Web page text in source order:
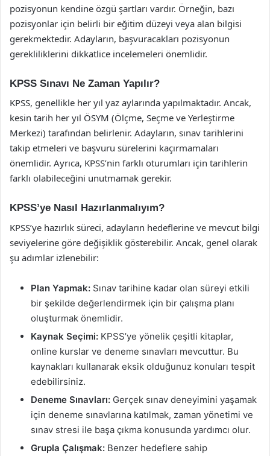
pozisyonun kendine özgü şartları vardır. Örneğin, bazı
pozisyonlar için belirli bir eğitim düzeyi veya alan bilgisi
gerekmektedir. Adayların, başvuracakları pozisyonun
gerekliliklerini dikkatlice incelemeleri önemlidir.
KPSS Sınavı Ne Zaman Yapılır?
KPSS, genellikle her yıl yaz aylarında yapılmaktadır. Ancak,
kesin tarih her yıl ÖSYM (Ölçme, Seçme ve Yerleştirme
Merkezi) tarafından belirlenir. Adayların, sınav tarihlerini
takip etmeleri ve başvuru sürelerini kaçırmamaları
önemlidir. Ayrıca, KPSS’nin farklı oturumları için tarihlerin
farklı olabileceğini unutmamak gerekir.
KPSS’ye Nasıl Hazırlanmalıyım?
KPSS’ye hazırlık süreci, adayların hedeflerine ve mevcut bilgi
seviyelerine göre değişiklik gösterebilir. Ancak, genel olarak
şu adımlar izlenebilir:
Plan Yapmak: Sınav tarihine kadar olan süreyi etkili
bir şekilde değerlendirmek için bir çalışma planı
oluşturmak önemlidir.
Kaynak Seçimi: KPSS’ye yönelik çeşitli kitaplar,
online kurslar ve deneme sınavları mevcuttur. Bu
kaynakları kullanarak eksik olduğunuz konuları tespit
edebilirsiniz.
Deneme Sınavları: Gerçek sınav deneyimini yaşamak
için deneme sınavlarına katılmak, zaman yönetimi ve
sınav stresi ile başa çıkma konusunda yardımcı olur.
Grupla Çalışmak: Benzer hedeflere sahip